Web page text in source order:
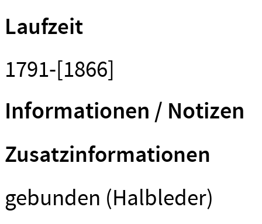
Laufzeit
1791-[1866]
Informationen / Notizen
Zusatzinformationen
gebunden (Halbleder)